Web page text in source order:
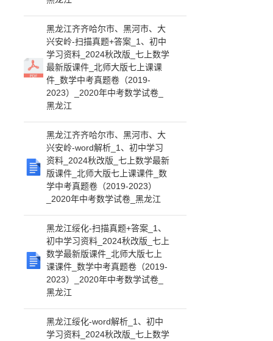
黑龙江齐齐哈尔市、黑河市、大
兴安岭-扫描真题+答案_1、初中
学习资料_2024秋改版_七上数学
最新版课件_北师大版七上课课
件_数学中考真题卷（2019-
2023）_2020年中考数学试卷_
黑龙江
黑龙江齐齐哈尔市、黑河市、大
兴安岭-word解析_1、初中学习
资料_2024秋改版_七上数学最新
版课件_北师大版七上课课件_数
学中考真题卷（2019-2023）
_2020年中考数学试卷_黑龙江
黑龙江绥化-扫描真题+答案_1、
初中学习资料_2024秋改版_七上
数学最新版课件_北师大版七上
课课件_数学中考真题卷（2019-
2023）_2020年中考数学试卷_
黑龙江
黑龙江绥化-word解析_1、初中
学习资料_2024秋改版_七上数学